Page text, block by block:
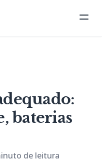
baterias
de leitura